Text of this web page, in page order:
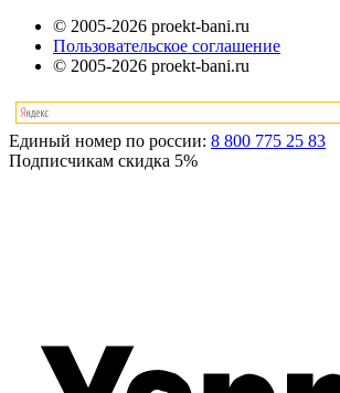
© 2005-2026 proekt-bani.ru
Пользовательское соглашение
© 2005-2026 proekt-bani.ru
Единый номер по россии: 8 800 775 25 83
Подписчикам скидка 5%